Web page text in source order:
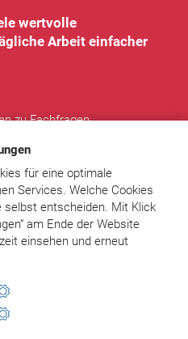
für eine optimale
Services. Welche Cookies
selbst entscheiden. Mit Klick
am Ende der Website
einsehen und erneut
wertvolle
Arbeit einfacher
zu Fachfragen
Problemen
vermeiden Fehler und